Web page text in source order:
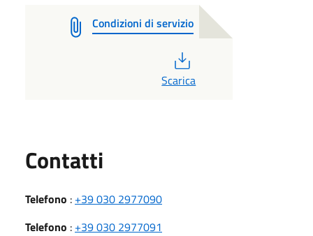
Condizioni di servizio
Scarica
Contatti
Telefono : +39 030 2977090
Telefono : +39 030 2977091